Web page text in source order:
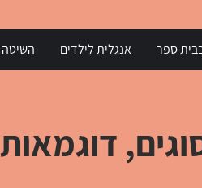
ספר אנגלית לילדים השיטה